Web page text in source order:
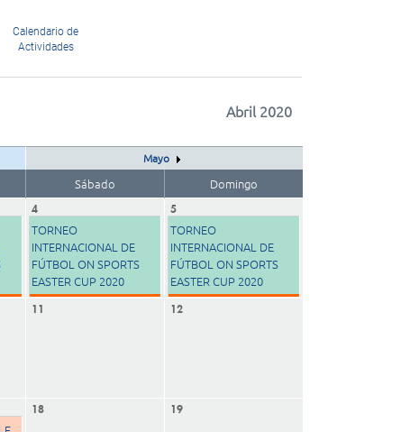
Calendario de
Actividades
Abril 2020
Mayo
Sábado Domingo
4
TORNEO
INTERNACIONAL DE
FÚTBOL ON SPORTS
EASTER CUP 2020
5
TORNEO
INTERNACIONAL DE
FÚTBOL ON SPORTS
EASTER CUP 2020
11 12
18 19